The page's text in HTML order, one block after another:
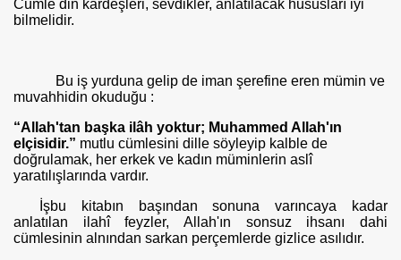
Cümle din kardeşleri, sevdikler, anlatılacak hususları iyi
bilmelidir.
Bu iş yurduna gelip de iman şerefine eren mümin ve
muvahhidin okuduğu :
“Allah'tan başka ilâh yoktur; Muhammed Allah'ın
elçisidir.” mutlu cümlesini dille söyleyip kalble de
doğrulamak, her erkek ve ka­dın müminlerin aslî
yaratılışlarında vardır.
İşbu kitabın başından sonuna varıncaya kadar
anlatılan ilahî feyzler, Allah'ın sonsuz ihsanı dahi
cümlesinin alnından sarkan perçemlerde gizlice asılıdır.